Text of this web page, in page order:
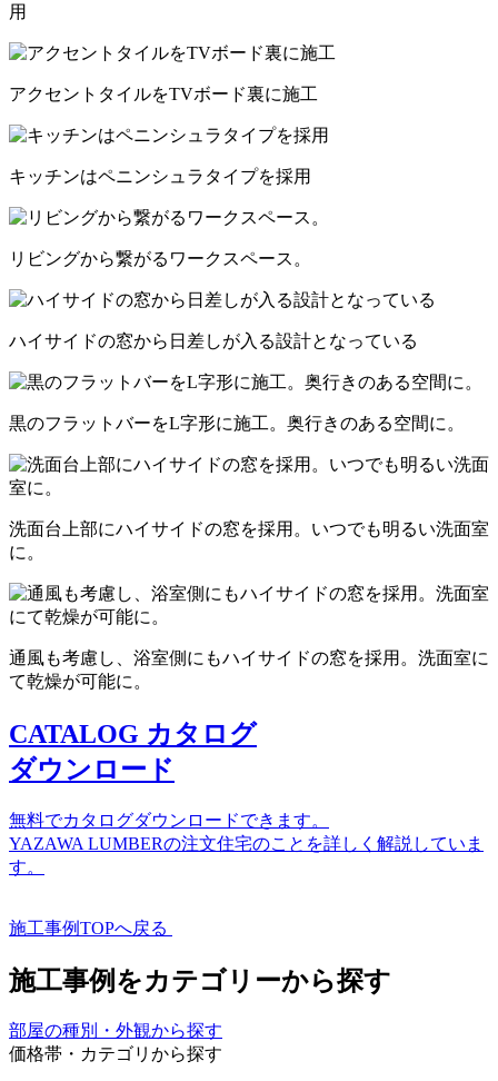
用
アクセントタイルをTVボード裏に施工
キッチンはペニンシュラタイプを採用
リビングから繋がるワークスペース。
ハイサイドの窓から日差しが入る設計となっている
黒のフラットバーをL字形に施工。奥行きのある空間に。
洗面台上部にハイサイドの窓を採用。いつでも明るい洗面室
に。
通風も考慮し、浴室側にもハイサイドの窓を採用。洗面室に
て乾燥が可能に。
CATALOG カタログ
ダウンロード
無料でカタログダウンロードできます。
YAZAWA LUMBERの注文住宅のことを詳しく解説していま
す。
施工事例TOPへ戻る
施工事例をカテゴリーから探す
部屋の種別・外観から探す
価格帯・カテゴリから探す